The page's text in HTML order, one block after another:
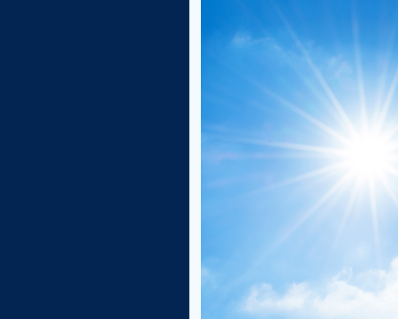
osastopäällikkö Markku
viraston toimintaa ja samalla
Raution mukaan